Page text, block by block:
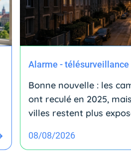
Alarme - télésurveillance
Bonne nouvelle : les
ont reculé en 2025,
villes restent plus
08/08/2026